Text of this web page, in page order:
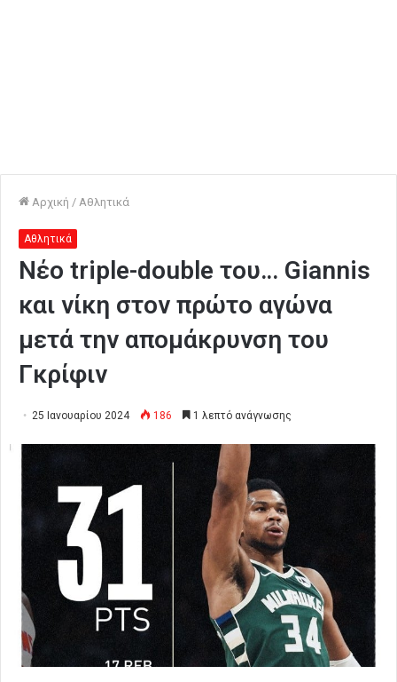
Αρχική / Αθλητικά
Αθλητικά
Νέο triple-double του… Giannis
και νίκη στον πρώτο αγώνα
μετά την απομάκρυνση του
Γκρίφιν
25 Ιανουαρίου 2024 186 1 λεπτό ανάγνωσης